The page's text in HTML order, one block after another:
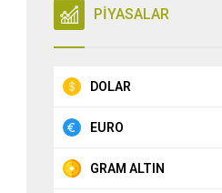
PİYASALAR
DOLAR
EURO
GRAM ALTIN